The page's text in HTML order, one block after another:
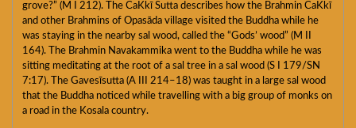
grove?” (M I 212). The CaKkī Sutta describes how the Brahmin CaKkī
and other Brahmins of Opasāda village visited the Buddha while he
was staying in the nearby sal wood, called the “Gods’ wood” (M II
164). The Brahmin Navakammika went to the Buddha while he was
sitting meditating at the root of a sal tree in a sal wood (S I 179/SN
7:17). The Gavesīsutta (A III 214–18) was taught in a large sal wood
that the Buddha noticed while travelling with a big group of monks on
a road in the Kosala country.